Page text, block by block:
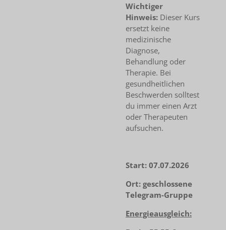
Wichtiger
Hinweis: Dieser Kurs
ersetzt keine
medizinische
Diagnose,
Behandlung oder
Therapie. Bei
gesundheitlichen
Beschwerden solltest
du immer einen Arzt
oder Therapeuten
aufsuchen.
Start: 07.07.2026
Ort: geschlossene
Telegram-Gruppe
Energieausgleich: